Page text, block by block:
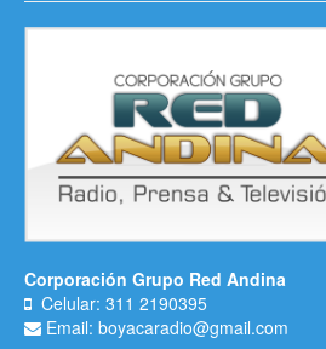
Corporación Grupo Red Andina
Celular: 311 2190395
Email: boyacaradio@gmail.com